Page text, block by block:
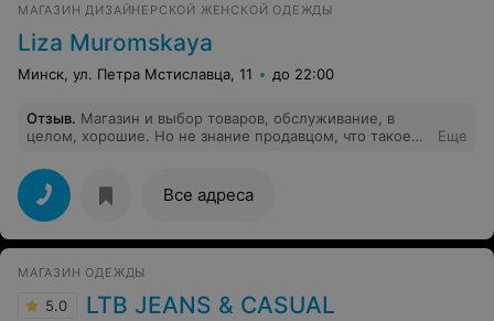
МАГАЗИН ДИЗАЙНЕРСКОЙ ЖЕНСКОЙ ОДЕЖДЫ
Liza Muromskaya
Минск, ул. Петра Мстиславца, 11 до 22:00
Отзыв. Магазин и выбор товаров, обслуживание, в
целом, хорошие. Но не знание продавцом, что такое
покупателя, вызывает некоторые вопросы и указывает
на некомпетентность.
Еще
Все адреса
МАГАЗИН ОДЕЖДЫ
5.0 LTB JEANS & CASUAL